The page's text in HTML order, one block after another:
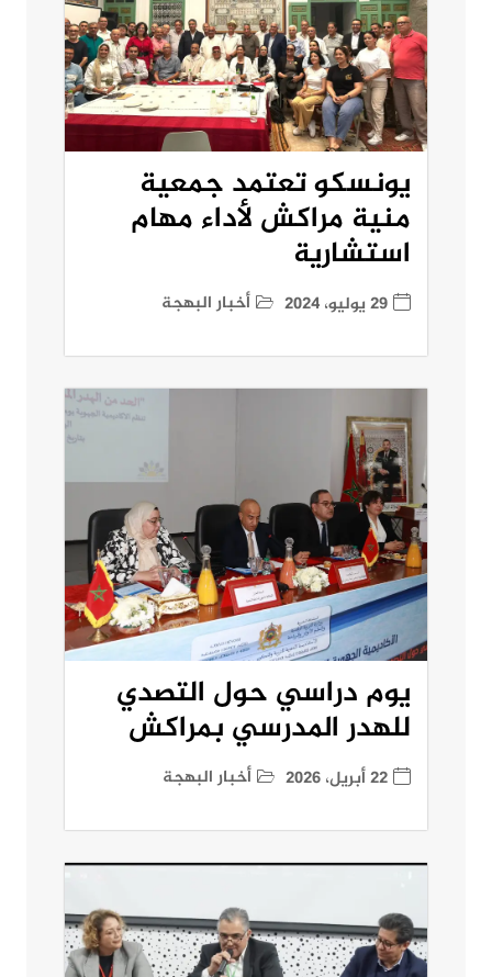
يونسكو تعتمد جمعية
منية مراكش لأداء مهام
استشارية
29 يوليو، 2024 أخبار البهجة
يوم دراسي حول التصدي
للهدر المدرسي بمراكش
22 أبريل، 2026 أخبار البهجة